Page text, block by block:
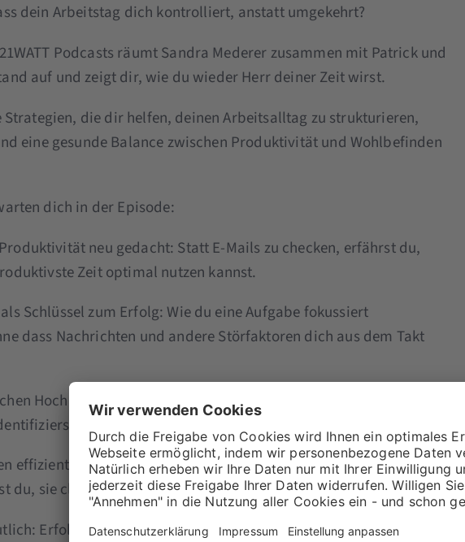
dein Arbeitstag dich kontrolliert, anstatt umgekehrt?
Podcasts räumt Sandra Mederer zusammen mit Patrick und
auf und zeigt dir, wie du wieder Herr deiner Zeit wirst.
die dir helfen, deinen Arbeitsalltag zu strukturieren,
eine gesunde Balance zwischen Produktivität und Wohlbefinden
dich in der Episode:
neu gedacht: Statt E-Mails zu checken, erfährst du,
Zeit optimal nutzen kannst.
Schlüssel zum Erfolg: Wie du eine Aufgabe fokussiert
dass Nachrichten und andere Störfaktoren dich aus dem Takt
Hochleistungsphasen: Sandra zeigt dir, wie du diese im
und gezielt für wichtige Aufgaben reservierst.
effizient meistern: Anstatt Mini-Tasks zwischendurch zu
du, sie clever zu bündeln und deinen Workflow zu optimieren.
Erfolgreiches Selbstmanagement betrifft alle Ebenen eines